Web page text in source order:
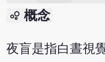
bubble_chart 概念
夜盲是指白晝視